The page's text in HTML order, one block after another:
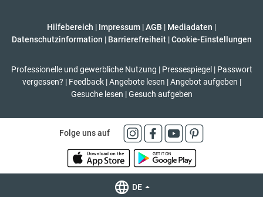
Hilfebereich | Impressum |AGB | Mediadaten |
Datenschutzinformation | Barrierefreiheit | Cookie-Einstellungen
Professionelle und gewerbliche Nutzung | Pressespiegel | Passwort
vergessen? | Feedback | Angebote lesen | Angebot aufgeben |
Gesuche lesen | Gesuch aufgeben
Folge uns auf
DE